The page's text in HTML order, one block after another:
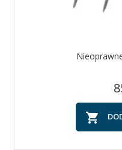
